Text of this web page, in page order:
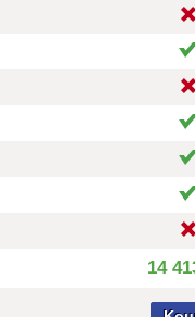
14